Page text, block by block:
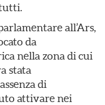
all’Ars,
da
nella zona di cui
stata
di
attivare nei